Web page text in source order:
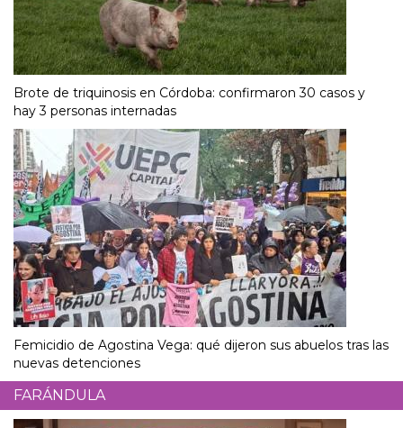
Brote de triquinosis en Córdoba: confirmaron 30 casos y
hay 3 personas internadas
Femicidio de Agostina Vega: qué dijeron sus abuelos tras las
nuevas detenciones
FARÁNDULA